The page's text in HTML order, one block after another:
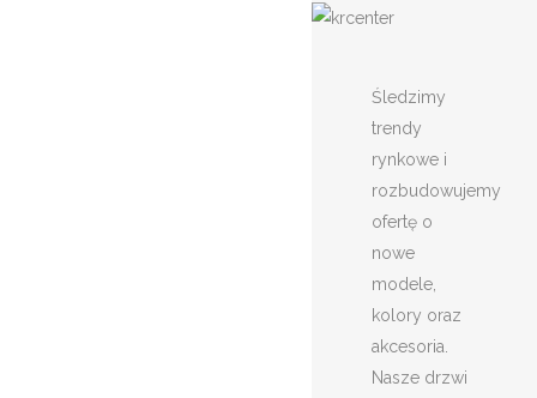
Śledzimy
trendy
rynkowe i
rozbudowujemy
ofertę o
nowe
modele,
kolory oraz
akcesoria.
Nasze drzwi